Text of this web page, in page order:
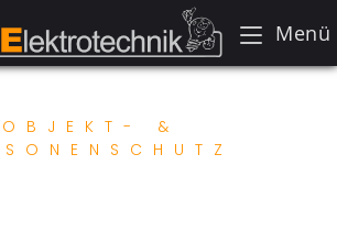
Menü
OBJEKT- &